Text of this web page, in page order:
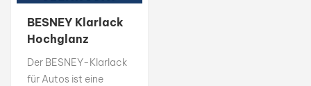
BESNEY Klarlack
Hochglanz
Schnelltrocknender
Autoklarlack
Der BESNEY-Klarlack
für Autos ist eine